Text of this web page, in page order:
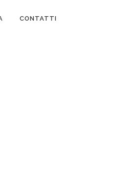
CONTATTI